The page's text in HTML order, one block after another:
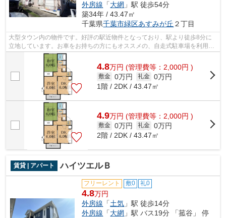
外房線 「大網 」駅 徒歩54分
築34年 / 43.47㎡
千葉県千葉市緑区あすみが丘 ２丁目
大型タウン内の物件です。好評の駅近物件となっており、駅より徒歩8分に
立地しています。お車をお持ちの方にもオススメの、自走式駐車場を利用で
きる物件です。気になる情報を見つけた...
4.8万円 (管理費等：2,000円 )
敷金 0万円 礼金 0万円
1階 / 2DK / 43.47㎡
4.9万円 (管理費等：2,000円 )
敷金 0万円 礼金 0万円
2階 / 2DK / 43.47㎡
賃貸 | アパート ハイツエルＢ
フリーレント 敷0 礼0
4.8万円
外房線 「土気 」駅 徒歩14分
外房線 「大網 」駅 バス19分 「菰谷」 停